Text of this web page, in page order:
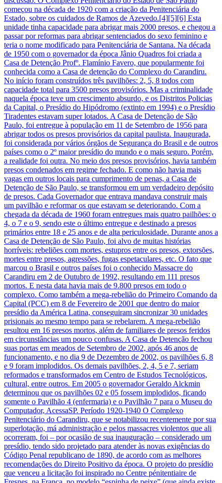
começou na década de 1920 com a criação da Penitenciária do
Estado, sobre os cuidados de Ramos de Azevedo.[4][5][6] Esta
unidade tinha capacidade para abrigar mais 2000 presos, e chegou a
passar por reformas para abrigar sentenciados do sexo feminino e
teria o nome modificado para Penitenciária de Santana. Na década
de 1950 com o governador da época Jânio Quadros foi criada a
Casa de Detenção Profº. Flamínio Favero, que popularmente foi
conhecida como a Casa de detenção do Complexo do Carandiru.
No início foram construídos três pavilhões: 2, 5, 8 todos com
capacidade total para 3500 presos provisórios. Mas a criminalidade
naquela época teve um crescimento absurdo, e os Distritos Policias
da Capital, o Presídio do Hipódromo (extinto em 1994) e o Presídio
Tiradentes estavam super lotados. A Casa de Detenção de São
Paulo, foi entregue à população em 11 de Setembro de 1956 para
abrigar todos os presos provisórios da capital paulista. Inaugurada,
foi considerada por vários órgãos de Segurança do Brasil e de outros
países como o 2º maior presídio do mundo e o mais seguro. Porém,
a realidade foi outra. No meio dos presos provisórios, havia também
presos condenados em regime fechado. E como não havia mais
vagas em outros locais para cumprimento de penas, a Casa de
Detenção de São Paulo, se transformou em um verdadeiro depósito
de presos. Cada Governador que entrava mandava construir mais
um pavilhão e reformar os que estavam se deteriorando. Com a
chegada da década de 1960 foram entregues mais quatro pailhões: o
4, o 7 e o 9, sendo este o último entregue e destinado a presos
primários entre 18 e 25 anos e de alta periculosidade. Durante anos a
Casa de Detenção de São Paulo, foi alvo de muitas histórias
horríveis: rebeliões com mortes, estupros entre os presos, extorsões,
mortes entre presos, agressões, fugas espetaculares, etc. O fato que
marcou o Brasil e outros países foi o conhecido Massacre do
Carandiru em 2 de Outubro de 1992, resultando em 111 presos
mortos. E nesta data havia mais de 9.800 presos em todo o
complexo. Como também a mega-rebelião do Primeiro Comando da
Capital (PCC) em 8 de Fevereiro de 2001 que dentro do maior
presídio da América Latina, conseguiram sincronizar 30 unidades
prisionais ao mesmo tempo para se rebelarem. A mega-rebelião
resultou em 16 presos mortos, além de familiares de presos feridos
em circunstâncias um pouco confusas. A Casa de Detenção fechou
suas portas em meados de Setembro de 2002, após 46 anos de
funcionamento, e no dia 9 de Dezembro de 2002, os pavilhões 6, 8
e 9 foram implodidos. Os demais pavilhões, 2, 4, 5 e 7, seriam
reformados e transformados em Centro de Estudos Tecnológicos,
cultural, entre outros. Em 2005 o governador Geraldo Alckmin
determinou que os pavilhões 02 e 05 fossem implodidos, ficando
somente o Pavilhão 4 (enfermaria) e o Pavilhão 7 para o Museu do
Computador, AcessaSP. Período 1920-1940 O Complexo
Penitenciário do Carandiru, que se notabilizou recentemente por sua
superlotação, má administração e pelos massacres violentos que ali
ocorreram, foi – por ocasião de sua inauguração – considerado um
presídio, tendo sido projetado para atender às novas exigências do
Código Penal republicano de 1890, de acordo com as melhores
recomendações do Direito Positivo da época. O projeto do presídio
que venceu a licitação foi inspirado no Centre pénitentiaire de